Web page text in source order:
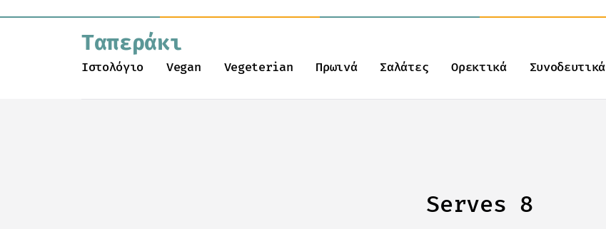
Ταπεράκι
Ιστολόγιο Vegan Vegeterian Πρωινά Σαλάτες Ορεκτικά Συνοδευτικά
Serves 8